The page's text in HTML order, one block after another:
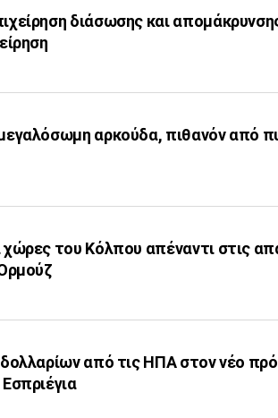
διάσωσης και
αρκούδα, πιθανόν από
χώρες του Κόλπου απέναντι στις
από τις ΗΠΑ στον νέο